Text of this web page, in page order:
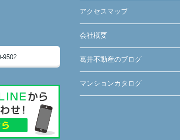
9502
アクセスマップ
会社概要
葛井不動産のブログ
マンションカタログ